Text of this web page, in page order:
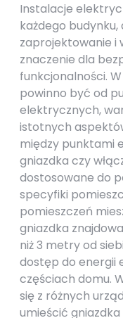
Instalacje
każdego budynku,
zaprojektowanie i
znaczenie dla
funkcjonalności.
powinno być od
elektrycznych,
istotnych
między punktami
gniazdka czy
dostosowane do
specyfiki
pomieszczeń
gniazdka
niż 3 metry od
dostęp do energii
częściach domu.
się z różnych
umieścić